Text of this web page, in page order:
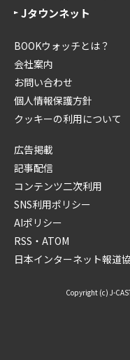
Jタウンネット
BOOKウォッチとは？
会社案内
お問い合わせ
個人情報保護方針
クッキーの利用について
広告掲載
記事配信
コンテンツ二次利用
SNS利用ポリシー
AIポリシー
RSS・ATOM
日本インターネット報道
Copyright (c) J-